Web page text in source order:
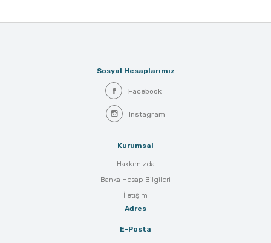
Sosyal Hesaplarımız
Facebook
Instagram
Kurumsal
Hakkımızda
Banka Hesap Bilgileri
İletişim
Adres
E-Posta